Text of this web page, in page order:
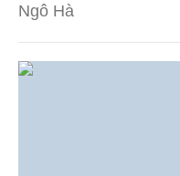
Ngô Hà